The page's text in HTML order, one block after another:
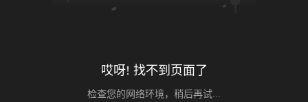
哎呀! 找不到页面了
检查您的网络环境，稍后再试...